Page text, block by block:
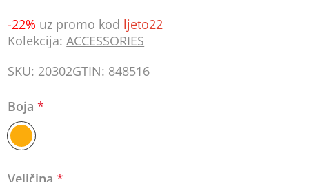
-22% uz promo kod ljeto22
Kolekcija: ACCESSORIES
SKU: 20302GTIN: 848516
Boja*
Veličina*